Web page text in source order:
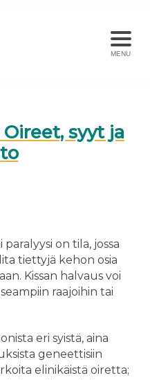
MENU
Oireet, syyt ja
paralyysi on tila, jossa
tiettyjä kehon osia
Kissan halvaus voi
raajoihin tai
eri syistä, aina
geneettisiin
elinikäistä oiretta;